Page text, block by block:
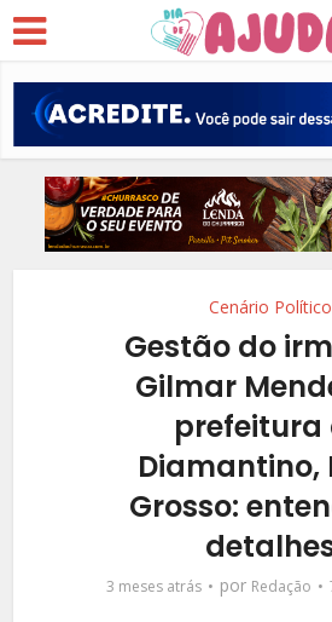
Cenário Político
Gestão do
Gilmar
prefeitura
Diamantino,
Grosso:
3 meses atrás por Redação